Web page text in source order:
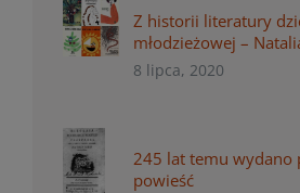
Z historii literatury
młodzieżowej –
8 lipca, 2020
245 lat temu wydano
powieść